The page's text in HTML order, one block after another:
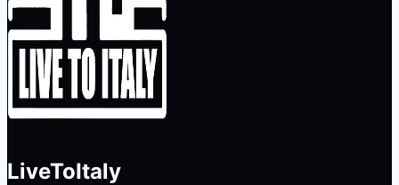
LiveToItaly